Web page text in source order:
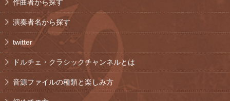
作曲者から探す
演奏者名から探す
twitter
ドルチェ・クラシックチャンネルとは
音源ファイルの種類と楽しみ方